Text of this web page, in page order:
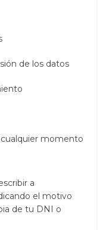
de los datos
momento
a
el motivo
de tu DNI o